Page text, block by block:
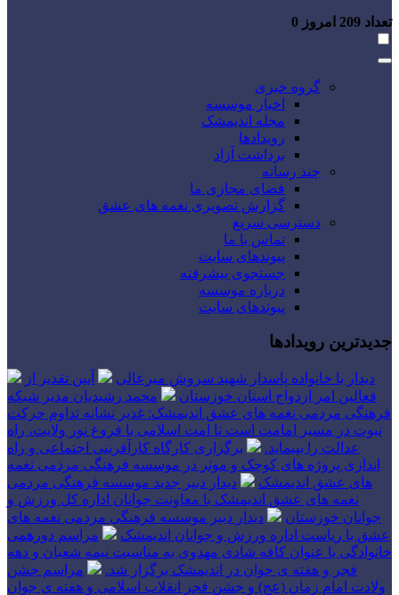
تعداد امروز 0
گروه خبری
اخبار موسسه
مجله اندیمشک
رویدادها
برداشت آزاد
چند رسانه
فضای مجازی ما
گزارش تصویری نغمه های عشق
دسترسی سریع
تماس با ما
پیوندهای سایت
جستجوی پیشرفته
درباره موسسه
پیوندهای سایت
جدیدترین رویدادها
دیدار با خانواده پاسدار شهید سروش میرعالی
آیین تقدیر از
فعالین امر ازدواج استان خوزستان
محمد رشیدیان مدیر شبکه
فرهنگی مردمی نغمه های عشق اندیمشک: غدیر نشانه تداوم حرکت
نبوت در مسیر امامت است تا امت اسلامی با فروغ نور ولایت، راه
عدالت را بپیماید.
برگزاری کارگاه کارآفرینی اجتماعی و راه
اندازی پروژه های کوچک و موثر در موسسه فرهنگی مردمی نغمه
های عشق اندیمشک
دیدار دبیر جدید موسسه فرهنگی مردمی
نغمه های عشق اندیمشک با معاونت جوانان اداره کل ورزش و
جوانان خوزستان
دیدار دبیر موسسه فرهنگی مردمی نغمه های
عشق با ریاست اداره ورزش و جوانان اندیمشک
مراسم دورهمی
خانوادگی با عنوان کافه شادی مهدوی به مناسبت نیمه شعبان و دهه
فجر و هفته ی جوان در اندیمشک برگزار شد.
مراسم جشن
ولادت امام زمان (عج) و جشن فجر انقلاب اسلامی و هفته ی جوان